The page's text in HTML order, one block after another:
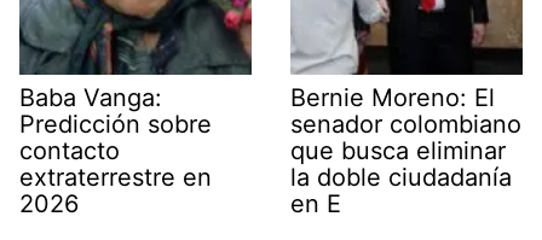
Baba Vanga:
Predicción sobre
contacto
extraterrestre en
2026
Bernie Moreno: El
senador colombiano
que busca eliminar
la doble ciudadanía
en E